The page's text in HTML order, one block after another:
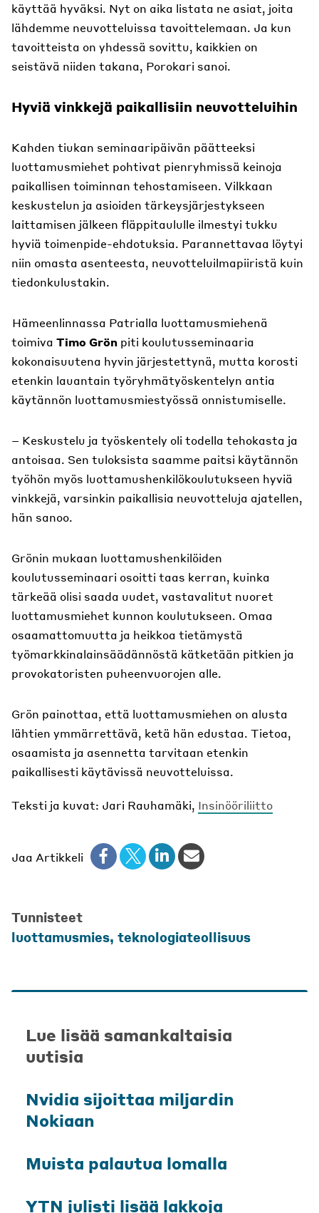
käyttää hyväksi. Nyt on aika listata ne asiat, joita
lähdemme neuvotteluissa tavoittelemaan. Ja kun
tavoitteista on yhdessä sovittu, kaikkien on
seistävä niiden takana, Porokari sanoi.
Hyviä vinkkejä paikallisiin neuvotteluihin
Kahden tiukan seminaaripäivän päätteeksi
luottamusmiehet pohtivat pienryhmissä keinoja
paikallisen toiminnan tehostamiseen. Vilkkaan
keskustelun ja asioiden tärkeysjärjestykseen
laittamisen jälkeen fläppitaululle ilmestyi tukku
hyviä toimenpide-ehdotuksia. Parannettavaa löytyi
niin omasta asenteesta, neuvotteluilmapiiristä kuin
tiedonkulustakin.
Hämeenlinnassa Patrialla luottamusmiehenä
toimiva Timo Grön piti koulutusseminaaria
kokonaisuutena hyvin järjestettynä, mutta korosti
etenkin lauantain työryhmätyöskentelyn antia
käytännön luottamusmiestyössä onnistumiselle.
– Keskustelu ja työskentely oli todella tehokasta ja
antoisaa. Sen tuloksista saamme paitsi käytännön
työhön myös luottamushenkilökoulutukseen hyviä
vinkkejä, varsinkin paikallisia neuvotteluja ajatellen,
hän sanoo.
Grönin mukaan luottamushenkilöiden
koulutusseminaari osoitti taas kerran, kuinka
tärkeää olisi saada uudet, vastavalitut nuoret
luottamusmiehet kunnon koulutukseen. Omaa
osaamattomuutta ja heikkoa tietämystä
työmarkkinalainsäädännöstä kätketään pitkien ja
provokatoristen puheenvuorojen alle.
Grön painottaa, että luottamusmiehen on alusta
lähtien ymmärrettävä, ketä hän edustaa. Tietoa,
osaamista ja asennetta tarvitaan etenkin
paikallisesti käytävissä neuvotteluissa.
Teksti ja kuvat: Jari Rauhamäki, Insinööriliitto
Jaa Artikkeli
Tunnisteet
luottamusmies, teknologiateollisuus
Lue lisää samankaltaisia
uutisia
Nvidia sijoittaa miljardin
Nokiaan
Muista palautua lomalla
YTN julisti lisää lakkoja